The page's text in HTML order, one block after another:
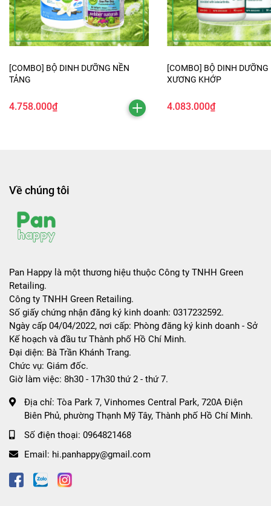
[COMBO] BỘ DINH DƯỠNG NỀN
TẢNG
4.758.000₫
[COMBO] BỘ DINH DƯỠNG
XƯƠNG KHỚP
4.083.000₫
Về chúng tôi
Pan Happy là một thương hiệu thuộc Công ty TNHH Green
Retailing.
Công ty TNHH Green Retailing.
Số giấy chứng nhận đăng ký kinh doanh: 0317232592.
Ngày cấp 04/04/2022, nơi cấp: Phòng đăng ký kinh doanh - Sở
Kế hoạch và đầu tư Thành phố Hồ Chí Minh.
Đại diện: Bà Trần Khánh Trang.
Chức vụ: Giám đốc.
Giờ làm việc: 8h30 - 17h30 thứ 2 - thứ 7.
Địa chỉ: Tòa Park 7, Vinhomes Central Park, 720A Điện
Biên Phủ, phường Thạnh Mỹ Tây, Thành phố Hồ Chí Minh.
Số điện thoại: 0964821468
Email: hi.panhappy@gmail.com